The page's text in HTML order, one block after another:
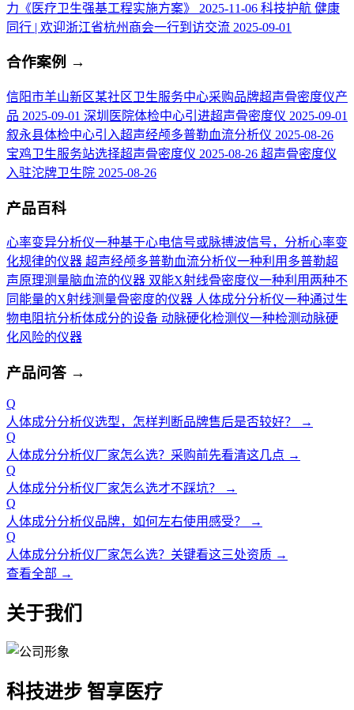
力《医疗卫生强基工程实施方案》
2025-11-06 科技护航 健康
同行 | 欢迎浙江省杭州商会一行到访交流 2025-09-01
合作案例 →
信阳市羊山新区某社区卫生服务中心采购品牌超声骨密度仪产
品 2025-09-01 深圳医院体检中心引进超声骨密度仪 2025-09-01
叙永县体检中心引入超声经颅多普勒血流分析仪 2025-08-26
宝鸡卫生服务站选择超声骨密度仪 2025-08-26 超声骨密度仪
入驻沱牌卫生院 2025-08-26
产品百科
心率变异分析仪一种基于心电信号或脉搏波信号，分析心率变
化规律的仪器 超声经颅多普勒血流分析仪一种利用多普勒超
声原理测量脑血流的仪器 双能X射线骨密度仪一种利用两种不
同能量的X射线测量骨密度的仪器 人体成分分析仪一种通过生
物电阻抗分析体成分的设备 动脉硬化检测仪一种检测动脉硬
化风险的仪器
产品问答 →
Q
人体成分分析仪选型，怎样判断品牌售后是否较好？
→
Q
人体成分分析仪厂家怎么选？采购前先看清这几点 →
Q
人体成分分析仪厂家怎么选才不踩坑？
→
Q
人体成分分析仪品牌，如何左右使用感受？
→
Q
人体成分分析仪厂家怎么选？关键看这三处资质 →
查看全部 →
关于我们
科技进步 智享医疗